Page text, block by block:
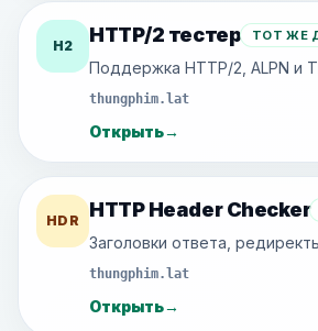
H2 HTTP/2 тестер ТОТ ЖЕ
Поддержка HTTP/2, ALPN и
thungphim.lat
Открыть→
HDR HTTP Header Checker
Заголовки ответа,
thungphim.lat
Открыть→